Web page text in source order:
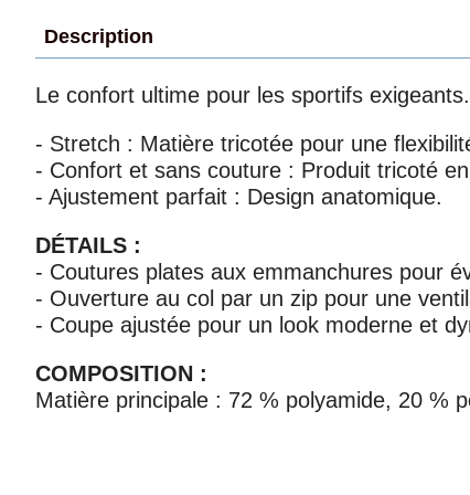
Description
Le confort ultime pour les sportifs exigeants.
- Stretch : Matière tricotée pour une
- Confort et sans couture : Produit tricoté
- Ajustement parfait : Design anatomique.
DÉTAILS :
- Coutures plates aux emmanchures pour
- Ouverture au col par un zip pour une
- Coupe ajustée pour un look moderne et
COMPOSITION :
Matière principale : 72 % polyamide, 20 %